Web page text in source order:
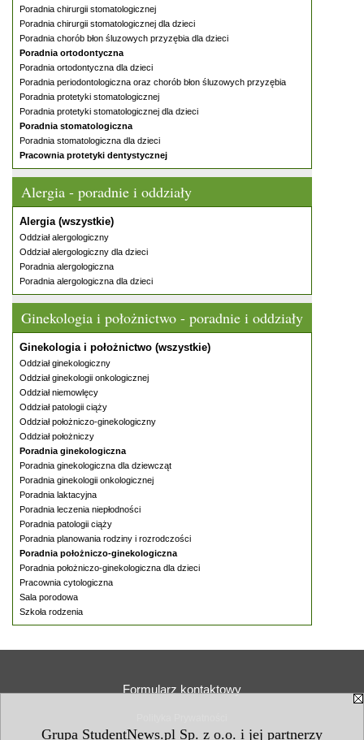
Grupa StudentNews.pl Sp. z o.o. i jej partnerzy
Poradnia chirurgii stomatologicznej
Poradnia chirurgii stomatologicznej dla dzieci
Poradnia chorób błon śluzowych przyzębia dla dzieci
Poradnia ortodontyczna
Poradnia ortodontyczna dla dzieci
Poradnia periodontologiczna oraz chorób błon śluzowych przyzębia
Poradnia protetyki stomatologicznej
Poradnia protetyki stomatologicznej dla dzieci
Poradnia stomatologiczna
Poradnia stomatologiczna dla dzieci
Pracownia protetyki dentystycznej
Alergia - poradnie i oddziały
Alergia (wszystkie)
Oddział alergologiczny
Oddział alergologiczny dla dzieci
Poradnia alergologiczna
Poradnia alergologiczna dla dzieci
Ginekologia i położnictwo - poradnie i oddziały
Ginekologia i położnictwo (wszystkie)
Oddział ginekologiczny
Oddział ginekologii onkologicznej
Oddział niemowlęcy
Oddział patologii ciąży
Oddział położniczo-ginekologiczny
Oddział położniczy
Poradnia ginekologiczna
Poradnia ginekologiczna dla dziewcząt
Poradnia ginekologii onkologicznej
Poradnia laktacyjna
Poradnia leczenia niepłodności
Poradnia patologii ciąży
Poradnia planowania rodziny i rozrodczości
Poradnia położniczo-ginekologiczna
Poradnia położniczo-ginekologiczna dla dzieci
Pracownia cytologiczna
Sala porodowa
Szkoła rodzenia
Formularz kontaktowy